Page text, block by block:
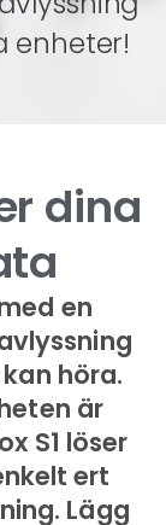
enheter!
dina
en
höra.
är
S1 löser
ert
Lägg